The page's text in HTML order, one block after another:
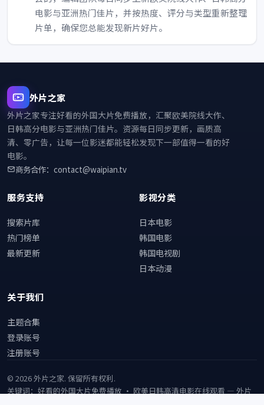
电影与亚洲热门佳片，并按热度、评分与类型重新整理
片单，确保您总能发现新片好片。
外片之家
外片之家专注好看的外国大片免费播放，汇聚欧美院线大作、
日韩高分电影与亚洲热门佳片。资源每日同步更新，画质高
清、零广告，让每一位影迷都能轻松发现下一部值得一看的好
电影。
商务合作：contact@waipian.tv
服务支持
搜索片库
热门榜单
最新更新
影视分类
日本电影
韩国电影
韩国电视剧
日本动漫
关于我们
主题合集
登录账号
注册账号
© 2026外片之家. 保留所有权利.
关键词：好看的外国大片免费播放 · 欧美日韩高清电影在线观看 — 外片